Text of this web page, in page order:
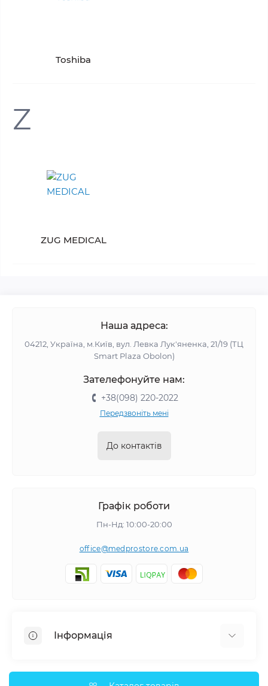
Toshiba
Z
ZUG MEDICAL
Наша адреса:
04212, Україна, м.Київ, вул. Левка Лук'яненка, 21/19 (ТЦ
Smart Plaza Obolon)
Зателефонуйте нам:
+38(098) 220-2022
Передзвоніть мені
До контактів
Графік роботи
Пн-Нд: 10:00-20:00
office@medprostore.com.ua
Інформація